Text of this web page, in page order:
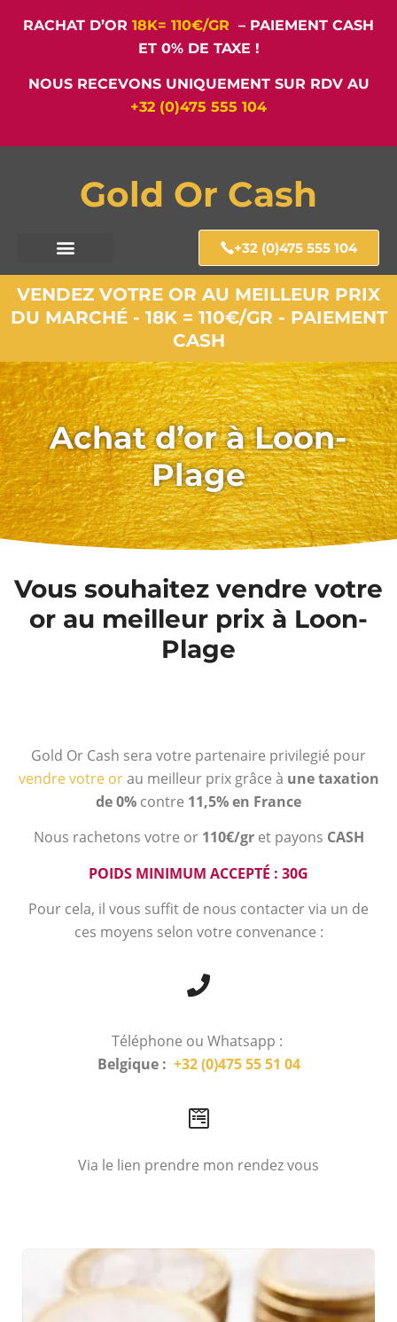
RACHAT D’OR 18K= 110€/GR – PAIEMENT CASH
ET 0% DE TAXE !
NOUS RECEVONS UNIQUEMENT SUR RDV AU
+32 (0)475 555 104
Gold Or Cash
+32 (0)475 555 104
VENDEZ VOTRE OR AU MEILLEUR PRIX
DU MARCHÉ - 18K = 110€/GR - PAIEMENT
CASH
Achat d’or à Loon-
Plage
Vous souhaitez vendre votre
or au meilleur prix à Loon-
Plage
Gold Or Cash sera votre partenaire privilegié pour
vendre votre orau meilleur prix grâce à une taxation
de 0% contre 11,5% en France
Nous rachetons votre or 110€/gr et payons CASH
POIDS MINIMUM ACCEPTÉ : 30G
Pour cela, il vous suffit de nous contacter via un de
ces moyens selon votre convenance :
Téléphone ou Whatsapp :
Belgique : +32 (0)475 55 51 04
Via le lien prendre mon rendez vous